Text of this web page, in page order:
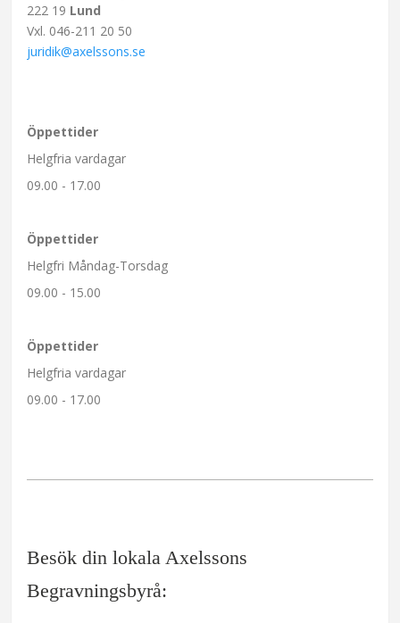
222 19 Lund
Vxl. 046-211 20 50
juridik@axelssons.se
Öppettider
Helgfria vardagar
09.00 - 17.00
Öppettider
Helgfri Måndag-Torsdag
09.00 - 15.00
Öppettider
Helgfria vardagar
09.00 - 17.00
Besök din lokala Axelssons
Begravningsbyrå: